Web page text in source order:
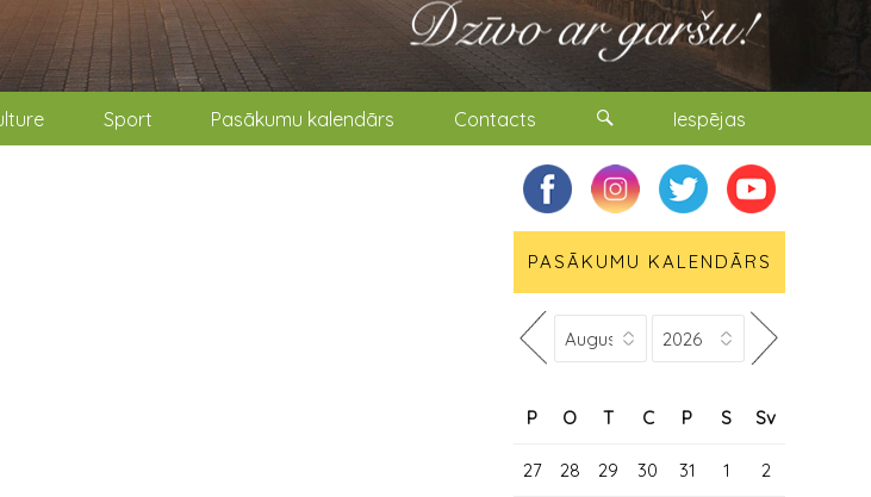
Sport Pasākumu kalendārs Contacts Iespējas
PASĀKUMU KALENDĀRS
P O T C P S Sv
27 28 29 30 31 1 2